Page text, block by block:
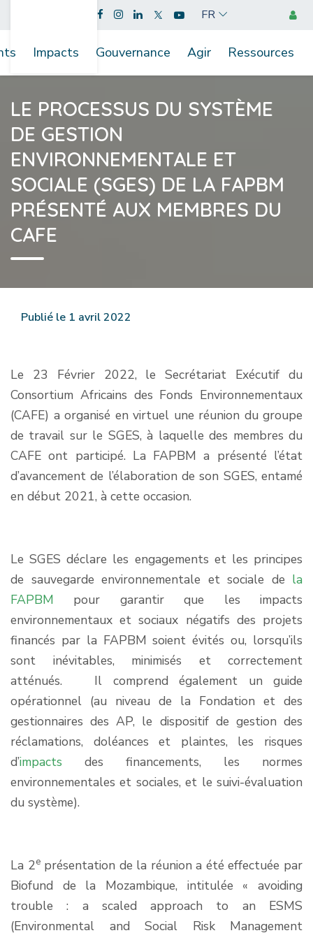
FR
Impacts Gouvernance Agir Ressources
LE PROCESSUS DU SYSTÈME
DE GESTION
ENVIRONNEMENTALE ET
SOCIALE (SGES) DE LA FAPBM
PRÉSENTÉ AUX MEMBRES DU
CAFE
Publié le 1 avril 2022
Le 23 Février 2022, le Secrétariat Exécutif du
Consortium Africains des Fonds Environnementaux
(CAFE) a organisé en virtuel une réunion du groupe
de travail sur le SGES, à laquelle des membres du
CAFE ont participé. La FAPBM a présenté l’état
d’avancement de l’élaboration de son SGES, entamé
en début 2021, à cette occasion.
Le SGES déclare les engagements et les principes
de sauvegarde environnementale et sociale de la
FAPBM pour garantir que les impacts
environnementaux et sociaux négatifs des projets
financés par la FAPBM soient évités ou, lorsqu’ils
sont inévitables, minimisés et correctement
atténués. Il comprend également un guide
opérationnel (au niveau de la Fondation et des
gestionnaires des AP, le dispositif de gestion des
réclamations, doléances et plaintes, les risques
d’impacts des financements, les normes
environnementales et sociales, et le suivi-évaluation
du système).
La 2eprésentation de la réunion a été effectuée par
Biofund de la Mozambique, intitulée « avoiding
trouble : a scaled approach to an ESMS
(Environmental and Social Risk Management